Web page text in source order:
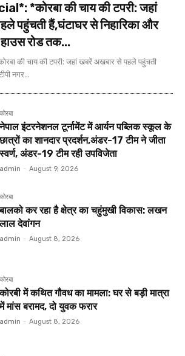
*कोरबा की चाय की टपरी: जहां
पहुंचती हैं,घंटाघर से निहारिका और
हाउस रोड तक...
की चाय की टपरी: जहां खबरें अखबार से पहले पहुंचती
नगर...
कोरबा
नेपाल इंटरनेशनल टूर्नामेंट में आर्यन पब्लिक स्कूल के
छात्रों का शानदार प्रदर्शन,अंडर-17 टीम ने जीता
स्वर्ण, अंडर-19 टीम रही उपविजेता
admin - August 9, 2026
कोरबा
बालको कर रहा है क्षेत्र का चहुंमुखी विकास: लखन
लाल देवांगन
admin - August 8, 2026
कोरबा
कोरबी में कथित गौवध का मामला: घर से बड़ी मात्रा
में मांस बरामद, दो युवक फरार
admin - August 8, 2026